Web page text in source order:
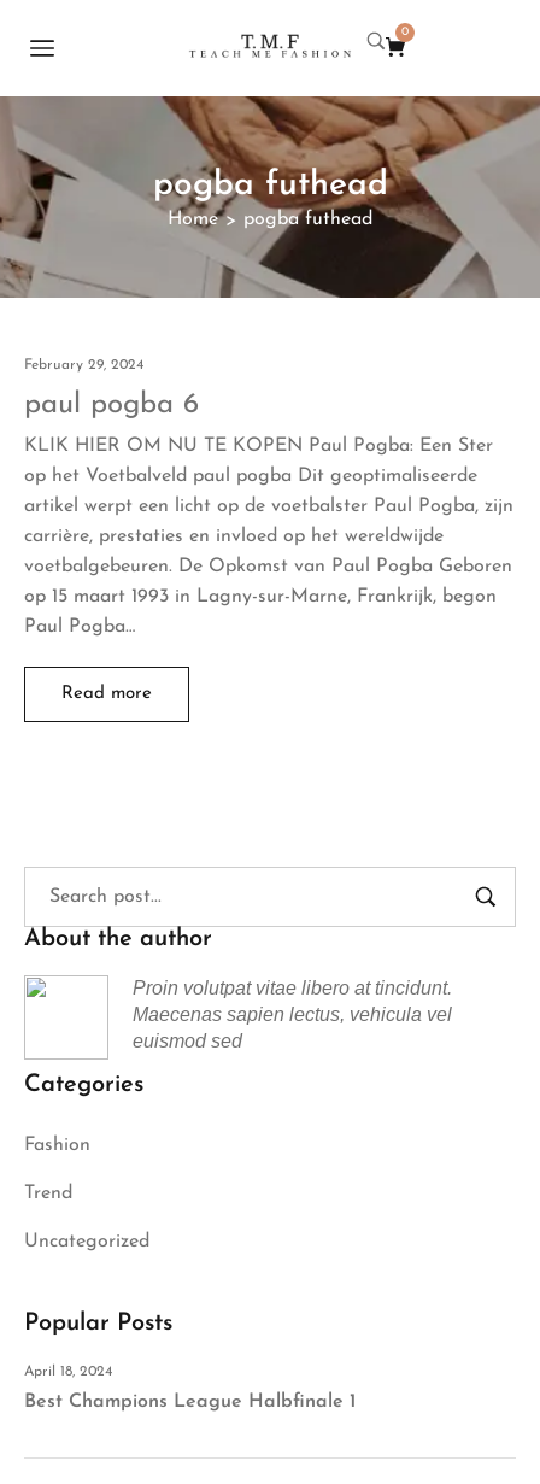
0
pogba futhead
Home > pogba futhead
February 29, 2024
paul pogba 6
KLIK HIER OM NU TE KOPEN Paul Pogba: Een Ster
op het Voetbalveld paul pogba Dit geoptimaliseerde
artikel werpt een licht op de voetbalster Paul Pogba, zijn
carrière, prestaties en invloed op het wereldwijde
voetbalgebeuren. De Opkomst van Paul Pogba Geboren
op 15 maart 1993 in Lagny-sur-Marne, Frankrijk, begon
Paul Pogba…
Read more
About the author
Proin volutpat vitae libero at tincidunt.
Maecenas sapien lectus, vehicula vel
euismod sed
Categories
Fashion
Trend
Uncategorized
Popular Posts
April 18, 2024
Best Champions League Halbfinale 1